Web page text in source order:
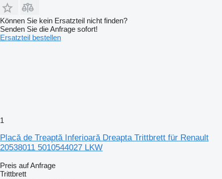
Können Sie kein Ersatzteil nicht finden?
Senden Sie die Anfrage sofort!
Ersatzteil bestellen
1
Placă de Treaptă Inferioară Dreapta Trittbrett für Renault
20538011 5010544027 LKW
Preis auf Anfrage
Trittbrett